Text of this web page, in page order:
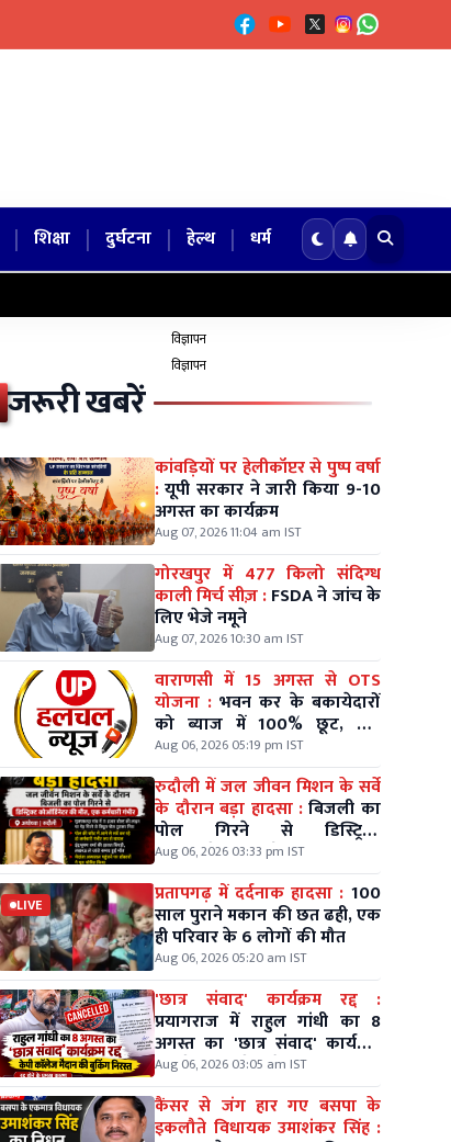
| शिक्षा | दुर्घटना | हेल्थ | धर्म
विज्ञापन
विज्ञापन
जरूरी खबरें
कांवड़ियों पर हेलीकॉप्टर से पुष्प वर्षा
:यूपी सरकार ने जारी किया 9-10
अगस्त का कार्यक्रम
Aug 07, 2026 11:04 am IST
गोरखपुर में 477 किलो संदिग्ध
काली मिर्च सीज़ :FSDA ने जांच के
लिए भेजे नमूने
Aug 07, 2026 10:30 am IST
वाराणसी में 15 अगस्त से OTS
योजना : भवन कर के बकायेदारों
को ब्याज में 100% छूट, तीन
किश्तों में भी भुगतान
Aug 06, 2026 05:19 pm IST
रुदौली में जल जीवन मिशन के सर्वे
के दौरान बड़ा हादसा :बिजली का
पोल गिरने से डिस्ट्रिक्ट
कोऑर्डिनेटर की मौत, एक कर्मचारी
गंभीर
Aug 06, 2026 03:33 pm IST
LIVE प्रतापगढ़ में दर्दनाक हादसा : 100
साल पुराने मकान की छत ढही, एक
ही परिवार के 6 लोगों की मौत
Aug 06, 2026 05:20 am IST
'छात्र संवाद' कार्यक्रम रद्द :
प्रयागराज में राहुल गांधी का 8
अगस्त का 'छात्र संवाद' कार्यक्रम
रद्द, केपी कॉलेज मैदान की बुकिंग
निरस्त
Aug 06, 2026 03:05 am IST
कैंसर से जंग हार गए बसपा के
इकलौते विधायक उमाशंकर सिंह :